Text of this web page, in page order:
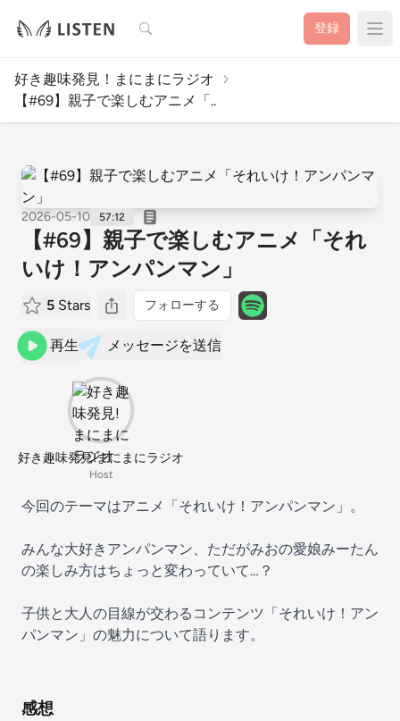
検索 登録
好き趣味発見！まにまにラジオ
【#69】親子で楽しむアニメ「..
2026-05-10 57:12
【#69】親子で楽しむアニメ「それ
いけ！アンパンマン」
5 Stars フォローする
再生 メッセージを送信
好き趣味発見!まにまにラジオ
Host
今回のテーマはアニメ「それいけ！アンパンマン」。
みんな大好きアンパンマン、ただがみおの愛娘みーたん
の楽しみ方はちょっと変わっていて…？
子供と大人の目線が交わるコンテンツ「それいけ！アン
パンマン」の魅力について語ります。
感想